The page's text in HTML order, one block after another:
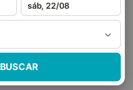
sáb, 22/08
BUSCAR